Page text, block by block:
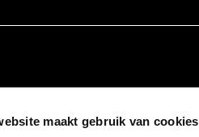
maakt gebruik van cookies